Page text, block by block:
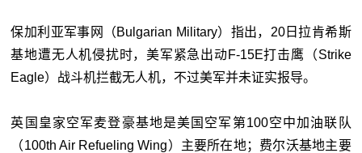
保加利亚军事网（Bulgarian Military）指出，20日拉肯希斯
基地遭无人机侵扰时，美军紧急出动F-15E打击鹰（Strike
Eagle）战斗机拦截无人机，不过美军并未证实报导。
英国皇家空军麦登豪基地是美国空军第100空中加油联队
（100th Air Refueling Wing）主要所在地；费尔沃基地主要